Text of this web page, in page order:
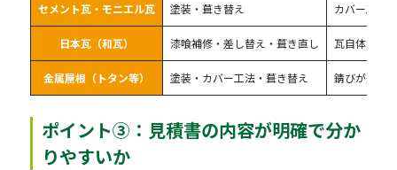
セメント瓦・モニエル瓦 塗装・葺き替え カバー工法
日本瓦（和瓦） 漆喰補修・差し替え・葺き直し 瓦自体は長
金属屋根（トタン等） 塗装・カバー工法・葺き替え 錆びが進行
ポイント③：見積書の内容が明確で分か
りやすいか